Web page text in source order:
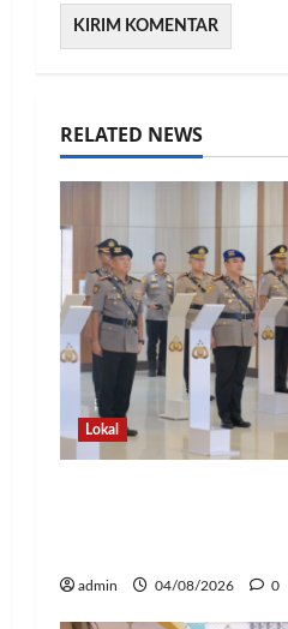
RELATED NEWS
Lokal
admin 04/08/2026 0